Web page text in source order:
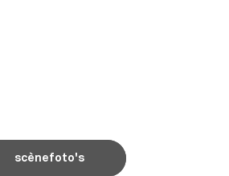
scènefoto's
scènefoto's